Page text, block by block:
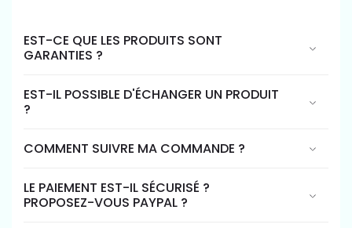
EST-CE QUE LES PRODUITS SONT
GARANTIES ?
EST-IL POSSIBLE D'ÉCHANGER UN PRODUIT
?
COMMENT SUIVRE MA COMMANDE ?
LE PAIEMENT EST-IL SÉCURISÉ ?
PROPOSEZ-VOUS PAYPAL ?